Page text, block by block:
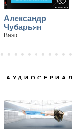
Александр
Чубарьян
Basic
АУДИОСЕРИАЛ